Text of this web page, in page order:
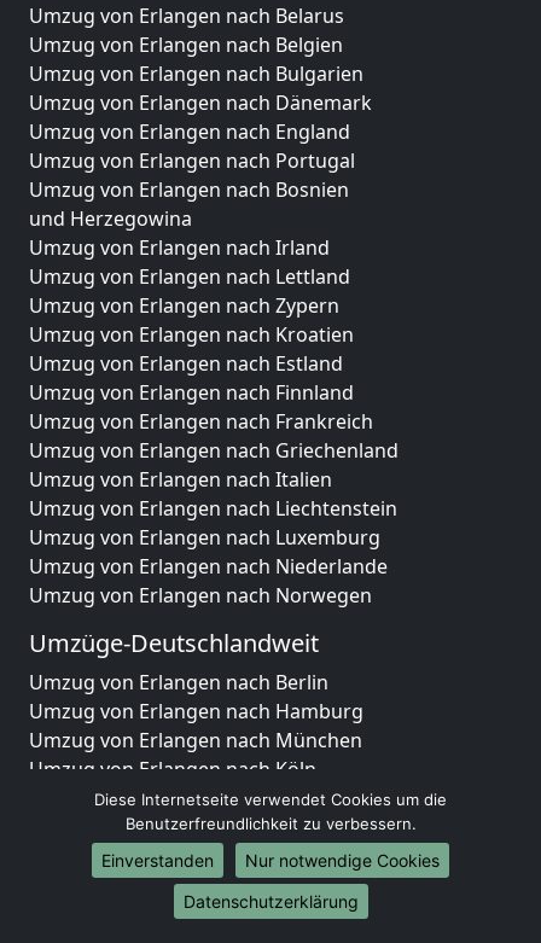
Umzug von Erlangen nach Belarus
Umzug von Erlangen nach Belgien
Umzug von Erlangen nach Bulgarien
Umzug von Erlangen nach Dänemark
Umzug von Erlangen nach England
Umzug von Erlangen nach Portugal
Umzug von Erlangen nach Bosnien
und Herzegowina
Umzug von Erlangen nach Irland
Umzug von Erlangen nach Lettland
Umzug von Erlangen nach Zypern
Umzug von Erlangen nach Kroatien
Umzug von Erlangen nach Estland
Umzug von Erlangen nach Finnland
Umzug von Erlangen nach Frankreich
Umzug von Erlangen nach Griechenland
Umzug von Erlangen nach Italien
Umzug von Erlangen nach Liechtenstein
Umzug von Erlangen nach Luxemburg
Umzug von Erlangen nach Niederlande
Umzug von Erlangen nach Norwegen
Umzüge-Deutschlandweit
Umzug von Erlangen nach Berlin
Umzug von Erlangen nach Hamburg
Umzug von Erlangen nach München
Umzug von Erlangen nach Köln
Umzug von Erlangen nach Frankfurt am Main
Umzug von Erlangen nach Stuttgart
Umzug von Erlangen nach Düsseldorf
Umzug von Erlangen nach Leipzig
Umzug von Erlangen nach Dortmund
Diese Internetseite verwendet Cookies um die
Benutzerfreundlichkeit zu verbessern.
Einverstanden
Nur notwendige Cookies
Datenschutzerklärung